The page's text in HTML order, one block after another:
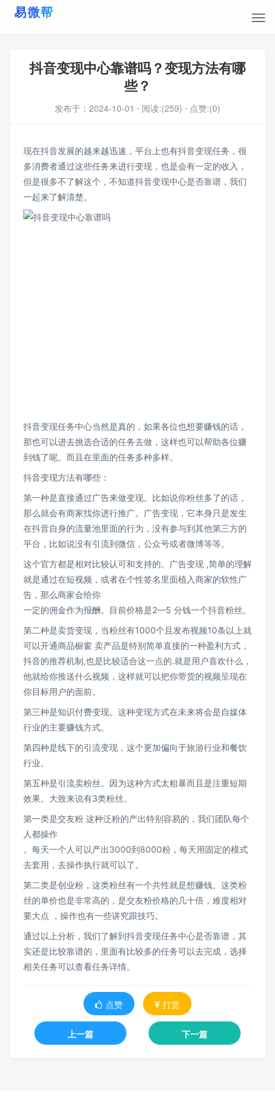
抖音变现中心靠谱吗？变现方法有哪
些？
发布于： 2024-10-01 ⋅ 阅读:(259) ⋅ 点赞:(0)
现在抖音发展的越来越迅速，平台上也有抖音变现任务，很
多消费者通过这些任务来进行变现，也是会有一定的收入，
但是很多不了解这个，不知道抖音变现中心是否靠谱，我们
一起来了解清楚。
抖音变现任务中心当然是真的，如果各位也想要赚钱的话，
那也可以进去挑选合适的任务去做，这样也可以帮助各位赚
到钱了呢。而且在里面的任务多种多样。
抖音变现方法有哪些：
第一种是直接通过广告来做变现。比如说你粉丝多了的话，
那么就会有商家找你进行推广。广告变现，它本身只是发生
在抖音自身的流量池里面的行为，没有参与到其他第三方的
平台，比如说没有引流到微信，公众号或者微博等等。
这个官方都是相对比较认可和支持的。广告变现 ,简单的理解
就是通过在短视频，或者在个性签名里面植入商家的软性广
告，那么商家会给你
一定的佣金作为报酬。目前价格是2—5 分钱一个抖音粉丝。
第二种是卖货变现，当粉丝有1000个且发布视频10条以上就
可以开通商品橱窗 卖产品是特别简单直接的一种盈利方式，
抖音的推荐机制,也是比较适合这一点的.就是用户喜欢什么，
他就给你推送什么视频，这样就可以把你带货的视频呈现在
你目标用户的面前。
第三种是知识付费变现。这种变现方式在未来将会是自媒体
行业的主要赚钱方式。
第四种是线下的引流变现，这个更加偏向于旅游行业和餐饮
行业。
第五种是引流卖粉丝。因为这种方式太粗暴而且是注重短期
效果。大致来说有3类粉丝。
第一类是交友粉 这种泛粉的产出特别容易的，我们团队每个
人都操作
。每天一个人可以产出3000到8000粉，每天用固定的模式
去套用，去操作执行就可以了。
第二类是创业粉，这类粉丝有一个共性就是想赚钱。这类粉
丝的单价也是非常高的，是交友粉价格的几十倍，难度相对
要大点 ，操作也有一些讲究跟技巧。
通过以上分析，我们了解到抖音变现任务中心是否靠谱，其
实还是比较靠谱的，里面有比较多的任务可以去完成，选择
相关任务可以查看任务详情。
点赞 打赏
上一篇 下一篇